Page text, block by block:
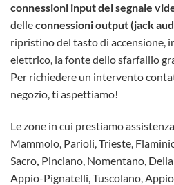
connessioni input del segnale
delleconnessioni output (jack
ripristino del tasto di accensione,
elettrico, la fonte dello sfarfallio
Per richiedere un intervento
negozio, ti aspettiamo!
Le zone in cui prestiamo
Mammolo, Parioli, Trieste,
Sacro, Pinciano, Nomentano,
Appio-Pignatelli,Tuscolano,